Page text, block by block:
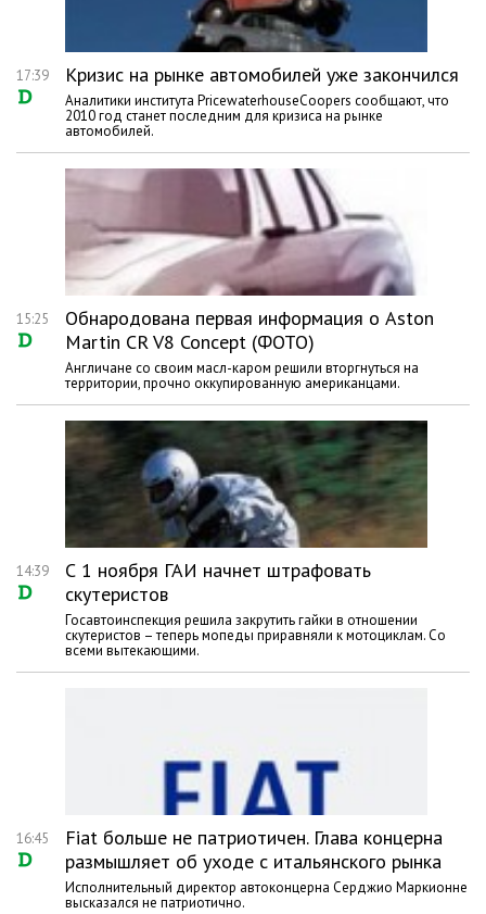
17:39 Кризис на рынке автомобилей уже закончился
Аналитики института PricewaterhouseCoopers сообщают, что
2010 год станет последним для кризиса на рынке
автомобилей.
15:25
Обнародована первая информация о Aston
Martin CR V8 Concept (ФОТО)
Англичане со своим масл-каром решили вторгнуться на
территории, прочно оккупированную американцами.
14:39
С 1 ноября ГАИ начнет штрафовать
скутеристов
Госавтоинспекция решила закрутить гайки в отношении
скутеристов – теперь мопеды приравняли к мотоциклам. Со
всеми вытекающими.
16:45
Fiat больше не патриотичен. Глава концерна
размышляет об уходе с итальянского рынка
Исполнительный директор автоконцерна Серджио Маркионне
высказался не патриотично.